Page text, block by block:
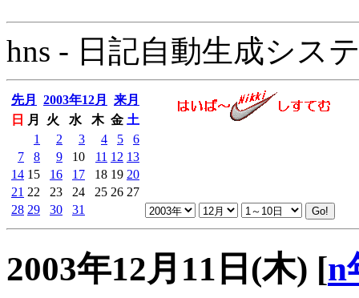
hns - 日記自動生成シス
先月 2003年12月
来月
日
月 火 水 木 金 土
1
2 3 4 5
6
7
8 9 10 11 12 13
14 15 16 17 18 19 20
21 22 23 24 25 26 27
28 29 30 31
2003年12月11日(木) [n